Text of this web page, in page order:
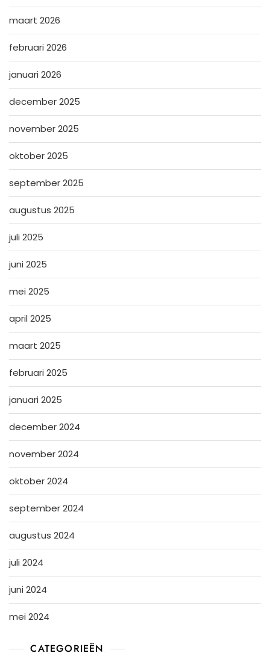
maart 2026
februari 2026
januari 2026
december 2025
november 2025
oktober 2025
september 2025
augustus 2025
juli 2025
juni 2025
mei 2025
april 2025
maart 2025
februari 2025
januari 2025
december 2024
november 2024
oktober 2024
september 2024
augustus 2024
juli 2024
juni 2024
mei 2024
CATEGORIEËN